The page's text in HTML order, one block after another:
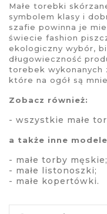
Małe torebki
symbolem klasy i
szafie powinna je
świecie fashion
ekologiczny wybór,
długowieczność
torebek wykonanych
które na ogół są
Zobacz również:
- wszystkie małe
a także inne
- małe torby męskie;
- małe listonoszki;
- małe kopertówki.